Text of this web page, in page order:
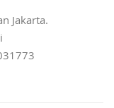
Jakarta.